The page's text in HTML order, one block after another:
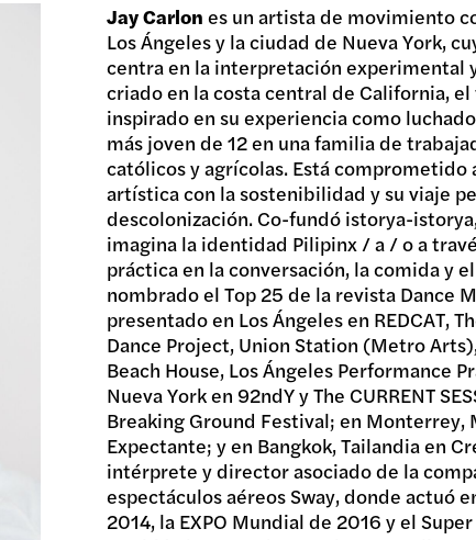
Jay Carlon es un artista de movimiento
Los Ángeles y la ciudad de Nueva York,
centra en la interpretación experimental
criado en la costa central de California,
inspirado en su experiencia como
más joven de 12 en una familia de
católicos y agrícolas. Está comprometido
artística con la sostenibilidad y su viaje
descolonización. Co-fundó istorya-
imagina la identidad Pilipinx / a / o a
práctica en la conversación, la comida y
nombrado el Top 25 de la revista Dance
presentado en Los Ángeles en REDCAT,
Dance Project, Union Station (Metro
Beach House, Los Ángeles Performance
Nueva York en 92ndY y The CURRENT
Breaking Ground Festival; en Monterrey,
Expectante; y en Bangkok, Tailandia en
intérprete y director asociado de la
espectáculos aéreos Sway, donde actuó
2014, la EXPO Mundial de 2016 y el